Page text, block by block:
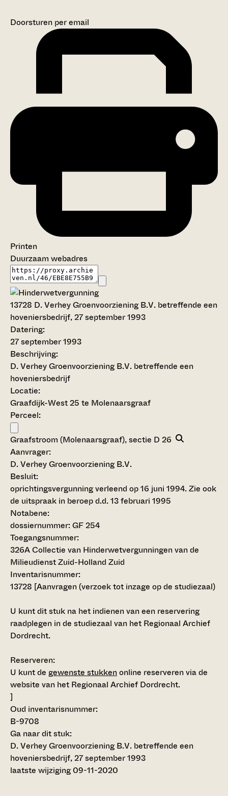
Doorsturen per email
Printen
Duurzaam webadres
13728 D. Verhey Groenvoorziening B.V. betreffende een
hoveniersbedrijf, 27 september 1993
Datering:
27 september 1993
Beschrijving:
D. Verhey Groenvoorziening B.V. betreffende een
hoveniersbedrijf
Locatie:
Graafdijk-West 25 te Molenaarsgraaf
Perceel:
Graafstroom (Molenaarsgraaf), sectie D 26
Aanvrager:
D. Verhey Groenvoorziening B.V.
Besluit:
oprichtingsvergunning verleend op 16 juni 1994. Zie ook
de uitspraak in beroep d.d. 13 februari 1995
Notabene:
dossiernummer: GF 254
Toegangsnummer:
326A Collectie van Hinderwetvergunningen van de
Milieudienst Zuid-Holland Zuid
Inventarisnummer:
13728 [Aanvragen (verzoek tot inzage op de studiezaal)
U kunt dit stuk na het indienen van een reservering
raadplegen in de studiezaal van het Regionaal Archief
Dordrecht.
Reserveren:
U kunt de gewenste stukkenonline reserveren via de
website van het Regionaal Archief Dordrecht.
]
Oud inventarisnummer:
B-9708
Ga naar dit stuk:
D. Verhey Groenvoorziening B.V. betreffende een
hoveniersbedrijf, 27 september 1993
laatste wijziging 09-11-2020